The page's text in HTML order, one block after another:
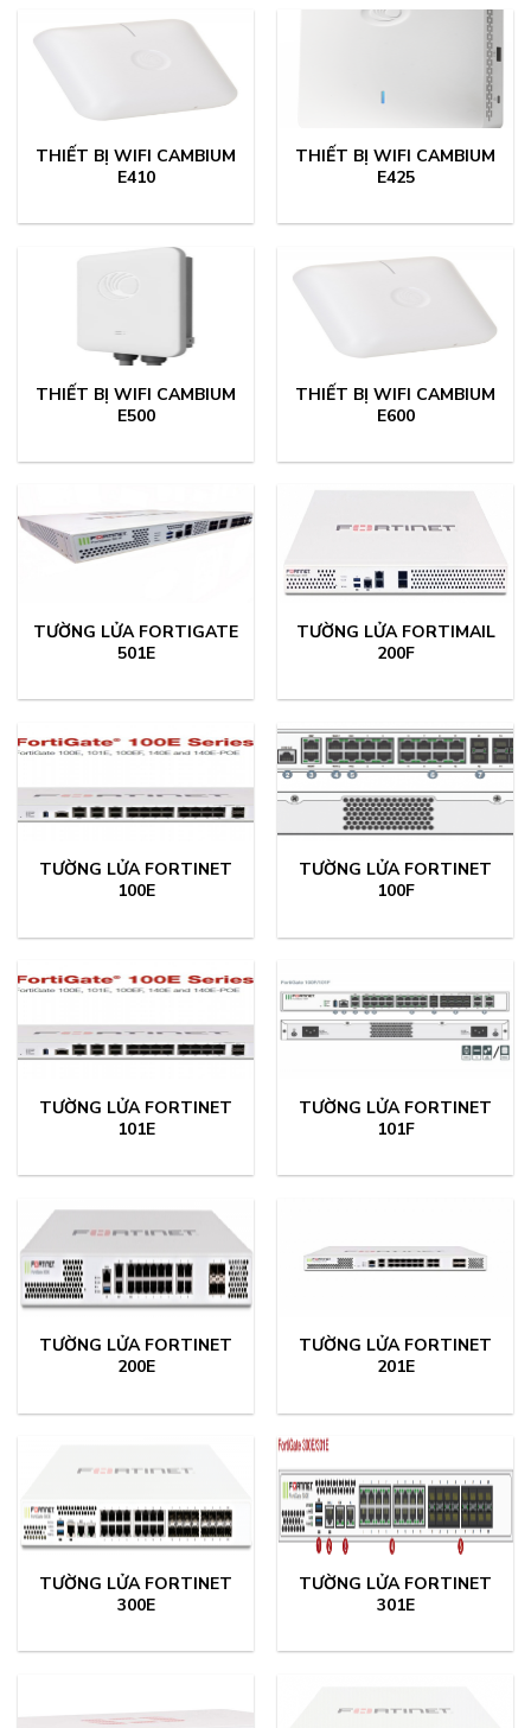
THIẾT BỊ WIFI CAMBIUM
E410
THIẾT BỊ WIFI CAMBIUM
E425
THIẾT BỊ WIFI CAMBIUM
E500
THIẾT BỊ WIFI CAMBIUM
E600
TƯỜNG LỬA FORTIGATE
501E
TƯỜNG LỬA FORTIMAIL
200F
TƯỜNG LỬA FORTINET
100E
TƯỜNG LỬA FORTINET
100F
TƯỜNG LỬA FORTINET
101E
TƯỜNG LỬA FORTINET
101F
TƯỜNG LỬA FORTINET
200E
TƯỜNG LỬA FORTINET
201E
TƯỜNG LỬA FORTINET
300E
TƯỜNG LỬA FORTINET
301E